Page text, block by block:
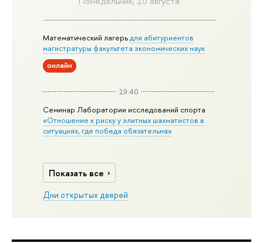
Математический лагерьдля абитуриентов
магистратуры факультета экономических наук
онлайн
19:40
Семинар Лаборатории исследований спорта
«Отношение к риску у элитных шахматистов в
ситуациях, где победа обязательна»
Показать все
Дни открытых дверей